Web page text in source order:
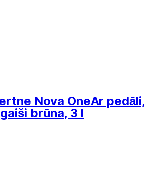
Nova OneAr pedāli,
brūna, 3 l